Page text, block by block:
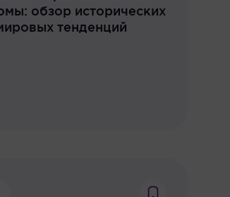
обзор исторических
тенденций